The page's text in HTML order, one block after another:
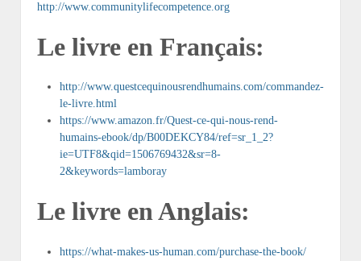
http://www.communitylifecompetence.org
Le livre en Français:
http://www.questcequinousrendhumains.com/commandez-
le-livre.html
https://www.amazon.fr/Quest-ce-qui-nous-rend-
humains-ebook/dp/B00DEKCY84/ref=sr_1_2?
ie=UTF8&qid=1506769432&sr=8-
2&keywords=lamboray
Le livre en Anglais:
https://what-makes-us-human.com/purchase-the-book/